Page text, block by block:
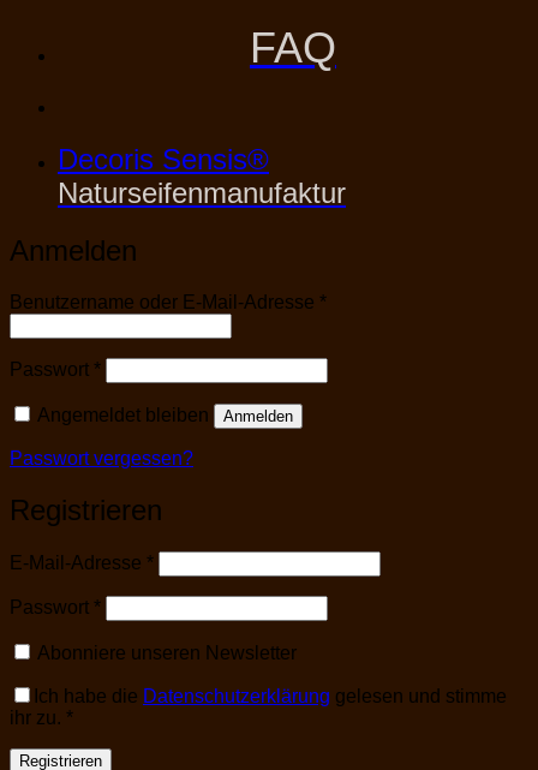
FAQ
Decoris Sensis®
Naturseifenmanufaktur
Anmelden
Benutzername oder E-Mail-Adresse *Erforderlich
Passwort *Erforderlich
Angemeldet bleiben Anmelden
Passwort vergessen?
Registrieren
E-Mail-Adresse *Erforderlich
Passwort *Erforderlich
Abonniere unseren Newsletter
Ich habe die Datenschutzerklärung gelesen und stimme
ihr zu. *
Registrieren